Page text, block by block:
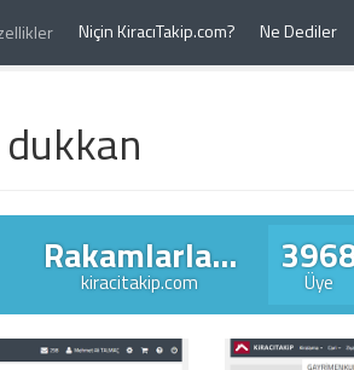
Niçin KiracıTakip.com? Ne Dediler
Rakamlarla...
kiracitakip.com Üye